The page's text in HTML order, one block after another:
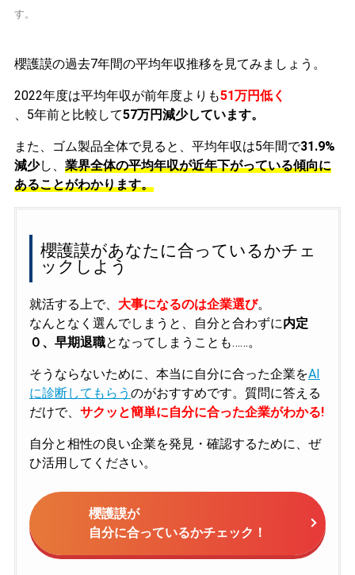
す。
櫻護謨の過去7年間の平均年収推移を見てみましょう。
2022年度は平均年収が前年度よりも51万円低く
、5年前と比較して57万円減少しています。
また、ゴム製品全体で見ると、平均年収は5年間で31.9%
減少し、 業界全体の平均年収が近年下がっている傾向に
あることがわかります。
櫻護謨があなたに合っているかチェ
ックしよう
就活する上で、 大事になるのは企業選び。
なんとなく選んでしまうと、自分と合わずに内定
０、早期退職となってしまうことも……。
そうならないために、本当に自分に合った企業をAI
に診断してもらう のがおすすめです。質問に答える
だけで、 サクッと簡単に自分に合った企業がわかる!
自分と相性の良い企業を発見・確認するために、ぜ
ひ活用してください。
櫻護謨が
自分に合っているかチェック！